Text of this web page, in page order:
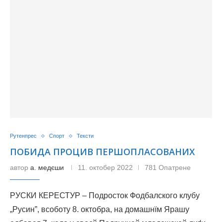
Рутенпрес Спорт Тексти
ПОБИДА ПРОЦИВ ПЕРШОПЛАСОВАНИХ
автор а. медєши 11. октобер 2022 781 Опатрене
РУСКИ КЕРЕСТУР – Подросток Фодбалского клубу
„Русин”, всоботу 8. октобра, на домашнїм Ярашу